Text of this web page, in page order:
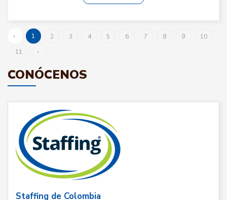
‹ 1 2 3 4 5 6 7 8 9
10
11
›
CONÓCENOS
Staffing de Colombia